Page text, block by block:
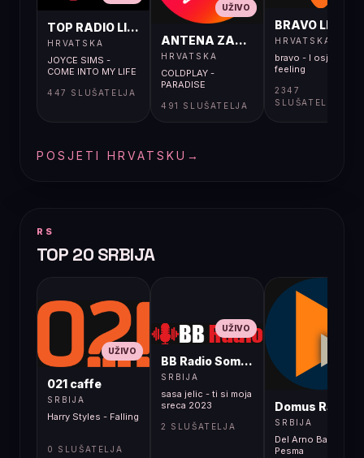
TOP RADIO LIVE
HRVATSKA
JOYCE SIMS -
COME INTO MY LIFE
447 SLUŠATELJA
UŽIVO
ANTENA ZAGREB LIVE
HRVATSKA
COLDPLAY -
PARADISE
491 SLUŠATELJA
BRAVO LIVE
HRVATSKA
bravo - I osjećaj i
feeling
2347
SLUŠATELJA
POSJETI HRVATSKU →
RS
TOP 20 SRBIJA
UŽIVO
021 caffe
SRBIJA
Harry Styles - Falling
0 SLUŠATELJA
UŽIVO
BB Radio Sombor
SRBIJA
sasa jelic - ti si moja
sreca 2023
2 SLUŠATELJA
Domus Radio
SRBIJA
Del Arno Band -
Pesma